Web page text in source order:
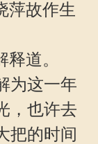
萍故作生
道。
为这一年
，也许去
把的时间